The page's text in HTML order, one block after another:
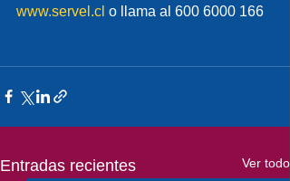
www.servel.cl o llama al 600 6000 166
Entradas recientes Ver todo